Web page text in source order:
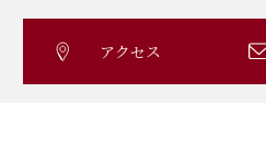
アクセス